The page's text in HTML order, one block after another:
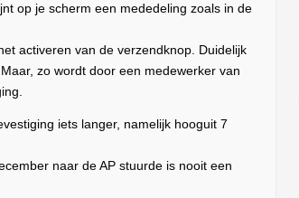
op je scherm een mededeling zoals in de
activeren van de verzendknop. Duidelijk
zo wordt door een medewerker van
iets langer, namelijk hooguit 7
naar de AP stuurde is nooit een